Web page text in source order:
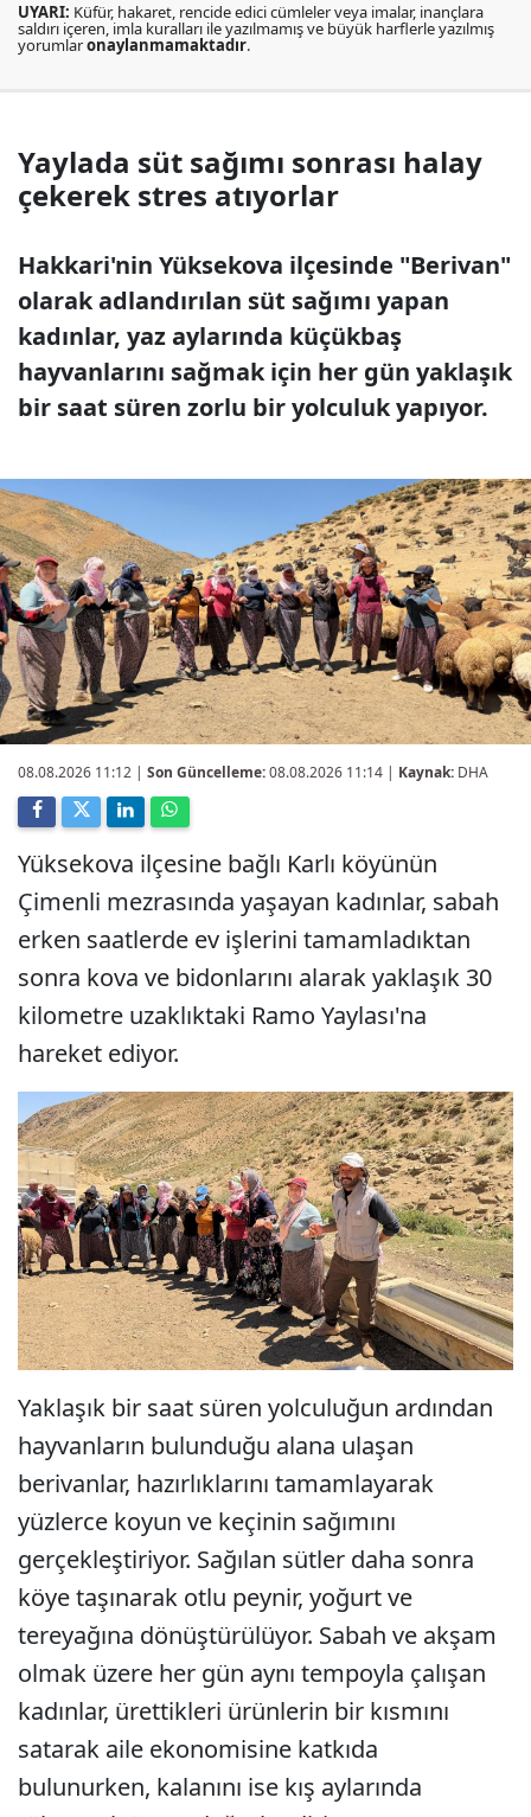
UYARI: Küfür, hakaret, rencide edici cümleler veya imalar, inançlara
saldırı içeren, imla kuralları ile yazılmamış ve büyük harflerle yazılmış
yorumlaronaylanmamaktadır.
Yaylada süt sağımı sonrası halay
çekerek stres atıyorlar
Hakkari'nin Yüksekova ilçesinde "Berivan"
olarak adlandırılan süt sağımı yapan
kadınlar, yaz aylarında küçükbaş
hayvanlarını sağmak için her gün yaklaşık
bir saat süren zorlu bir yolculuk yapıyor.
08.08.2026 11:12 | Son Güncelleme:08.08.2026 11:14 | Kaynak: DHA
Yüksekova ilçesine bağlı Karlı köyünün
Çimenli mezrasında yaşayan kadınlar, sabah
erken saatlerde ev işlerini tamamladıktan
sonra kova ve bidonlarını alarak yaklaşık 30
kilometre uzaklıktaki Ramo Yaylası'na
hareket ediyor.
Yaklaşık bir saat süren yolculuğun ardından
hayvanların bulunduğu alana ulaşan
berivanlar, hazırlıklarını tamamlayarak
yüzlerce koyun ve keçinin sağımını
gerçekleştiriyor. Sağılan sütler daha sonra
köye taşınarak otlu peynir, yoğurt ve
tereyağına dönüştürülüyor. Sabah ve akşam
olmak üzere her gün aynı tempoyla çalışan
kadınlar, ürettikleri ürünlerin bir kısmını
satarak aile ekonomisine katkıda
bulunurken, kalanını ise kış aylarında